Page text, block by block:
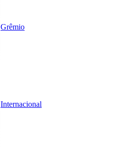
Grêmio
Internacional